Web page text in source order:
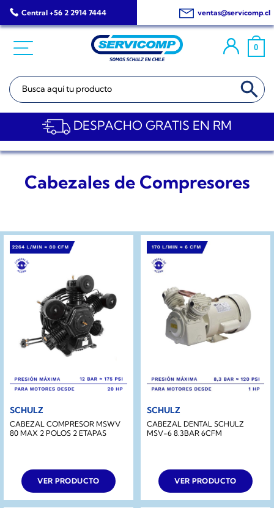
Saltar
al
Central +56 2 2914 7444 ventas@servicomp.cl
0
Buscar: BOTÓN DE
DESPACHO GRATIS EN RM
Cabezales de Compresores
SCHULZ
CABEZAL COMPRESOR MSWV
80 MAX 2 POLOS 2 ETAPAS
VER PRODUCTO
SCHULZ
CABEZAL DENTAL SCHULZ
MSV-6 8.3BAR 6CFM
VER PRODUCTO